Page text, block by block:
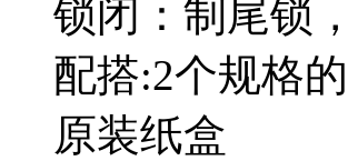
锁闭：制尾锁
配搭:2个规格
原装纸盒